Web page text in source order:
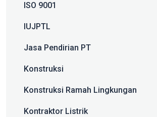
ISO 9001
IUJPTL
Jasa Pendirian PT
Konstruksi
Konstruksi Ramah Lingkungan
Kontraktor Listrik